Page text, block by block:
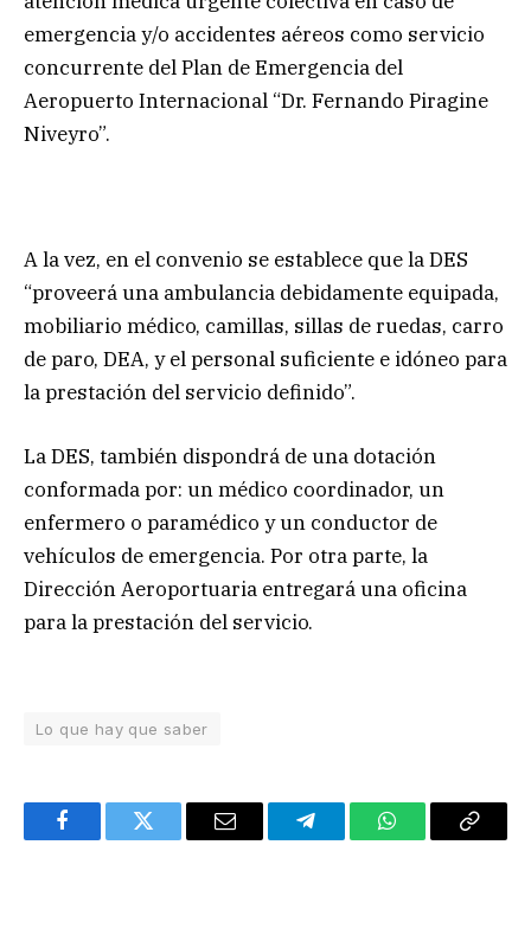
emergencia y/o accidentes aéreos como servicio
concurrente del Plan de Emergencia del
Aeropuerto Internacional “Dr. Fernando Piragine
Niveyro”.
A la vez, en el convenio se establece que la DES
“proveerá una ambulancia debidamente equipada,
mobiliario médico, camillas, sillas de ruedas, carro
de paro, DEA, y el personal suficiente e idóneo para
la prestación del servicio definido”.
La DES, también dispondrá de una dotación
conformada por: un médico coordinador, un
enfermero o paramédico y un conductor de
vehículos de emergencia. Por otra parte, la
Dirección Aeroportuaria entregará una oficina
para la prestación del servicio.
Lo que hay que saber
FacebookTwitter Email TelegramWhatsAppCopy